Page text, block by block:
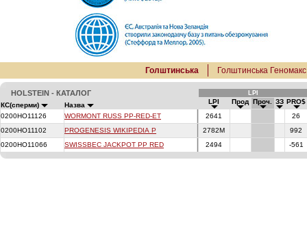
Голштинська Голштинська Геномакс
HOLSTEIN - КАТАЛОГ LPI
КС(сперми) Назва LPI Прод Проч. ЗЗ PRO$
0200HO11126
WORMONT RUSS PP-RED-ET 2641
26
0200HO11102
PROGENESIS WIKIPEDIA P 2782M
992
0200HO11066
SWISSBEC JACKPOT PP RED 2494 -561